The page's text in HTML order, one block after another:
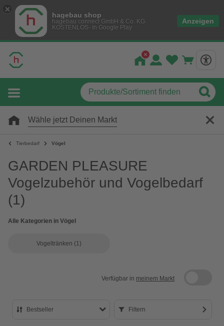
hagebau shop
hagebau connect GmbH & Co. KG
KOSTENLOS- In Google Play
Anzeigen
Wähle jetzt Deinen Markt
Tierbedarf Vögel
GARDEN PLEASURE
Vogelzubehör und Vogelbedarf
(1)
Alle Kategorien in Vögel
Vogeltränken (1)
Verfügbar in meinem Markt
Bestseller Filtern